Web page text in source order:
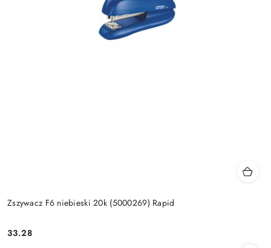
Zszywacz F6 niebieski 20k (5000269) Rapid
Cena:
33.28